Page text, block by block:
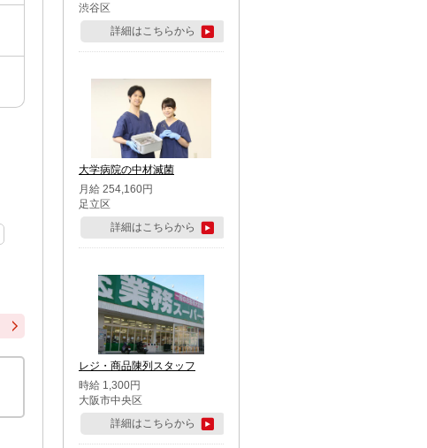
渋谷区
詳細はこちらから
大学病院の中材滅菌
月給 254,160円
足立区
詳細はこちらから
レジ・商品陳列スタッフ
時給 1,300円
大阪市中央区
詳細はこちらから